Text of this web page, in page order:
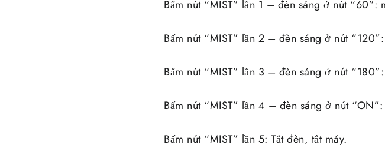
Bấm nút “MIST” lần 1 – đèn sáng ở nút
Bấm nút “MIST” lần 2 – đèn sáng ở nút
Bấm nút “MIST” lần 3 – đèn sáng ở nút
Bấm nút “MIST” lần 4 – đèn sáng ở nút
Bấm nút “MIST” lần 5: Tắt đèn, tắt máy.